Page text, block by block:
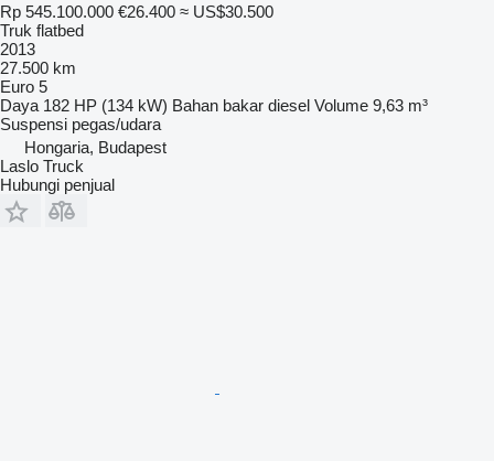
Rp 545.100.000 €26.400 ≈ US$30.500
Truk flatbed
2013
27.500 km
Euro 5
Daya 182 HP (134 kW) Bahan bakar diesel Volume 9,63 m³
Suspensi pegas/udara
Hongaria, Budapest
Laslo Truck
Hubungi penjual